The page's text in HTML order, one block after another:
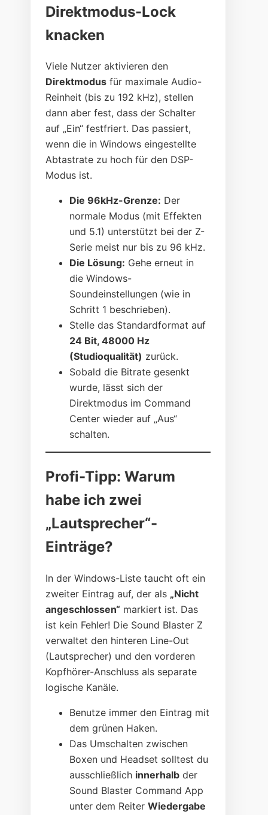
Direktmodus-Lock
knacken
Viele Nutzer aktivieren den
Direktmodus für maximale Audio-
Reinheit (bis zu 192 kHz), stellen
dann aber fest, dass der Schalter
auf „Ein“ festfriert. Das passiert,
wenn die in Windows eingestellte
Abtastrate zu hoch für den DSP-
Modus ist.
Die 96kHz-Grenze: Der
normale Modus (mit Effekten
und 5.1) unterstützt bei der Z-
Serie meist nur bis zu 96 kHz.
Die Lösung: Gehe erneut in
die Windows-
Soundeinstellungen (wie in
Schritt 1 beschrieben).
Stelle das Standardformat auf
24 Bit, 48000 Hz
(Studioqualität) zurück.
Sobald die Bitrate gesenkt
wurde, lässt sich der
Direktmodus im Command
Center wieder auf „Aus“
schalten.
Profi-Tipp: Warum
habe ich zwei
„Lautsprecher“-
Einträge?
In der Windows-Liste taucht oft ein
zweiter Eintrag auf, der als „Nicht
angeschlossen“ markiert ist. Das
ist kein Fehler! Die Sound Blaster Z
verwaltet den hinteren Line-Out
(Lautsprecher) und den vorderen
Kopfhörer-Anschluss als separate
logische Kanäle.
Benutze immer den Eintrag mit
dem grünen Haken.
Das Umschalten zwischen
Boxen und Headset solltest du
ausschließlich innerhalb der
Sound Blaster Command App
unter dem ReiterWiedergabe